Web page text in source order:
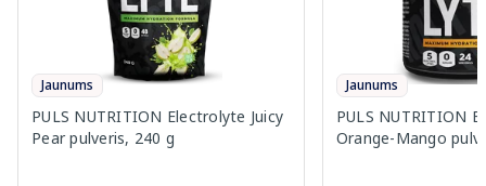
Jaunums
PULS NUTRITION Electrolyte Juicy
Pear pulveris, 240 g
Jaunums
PULS NUTRITION
Orange-Mango